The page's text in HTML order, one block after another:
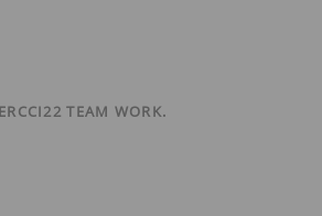
TEAM WORK.